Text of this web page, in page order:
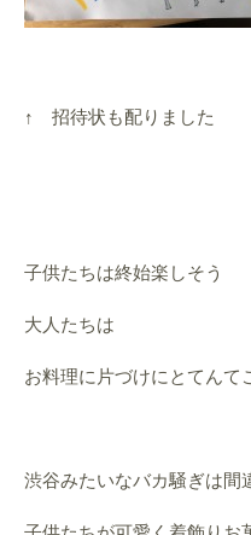
↑ 招待状も配りました
子供たちは終始楽しそう
大人たちは
お料理に片づけにとてんて
渋谷みたいなバカ騒ぎは間